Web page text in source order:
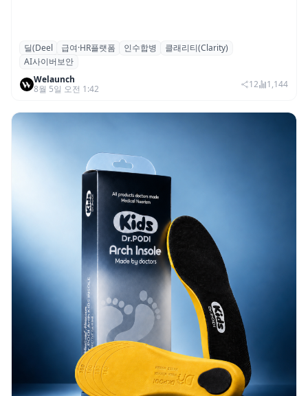
글로벌 HR 플랫폼 딜(Deel), ARR 15억 달러
돌파…AI 보안 역량 강화
딜(Deel 급여·HR플랫폼 인수합병
클래리티(Clarity)
AI사이버보안
Welaunch
8월 5일 오전 1:42
12 1,144